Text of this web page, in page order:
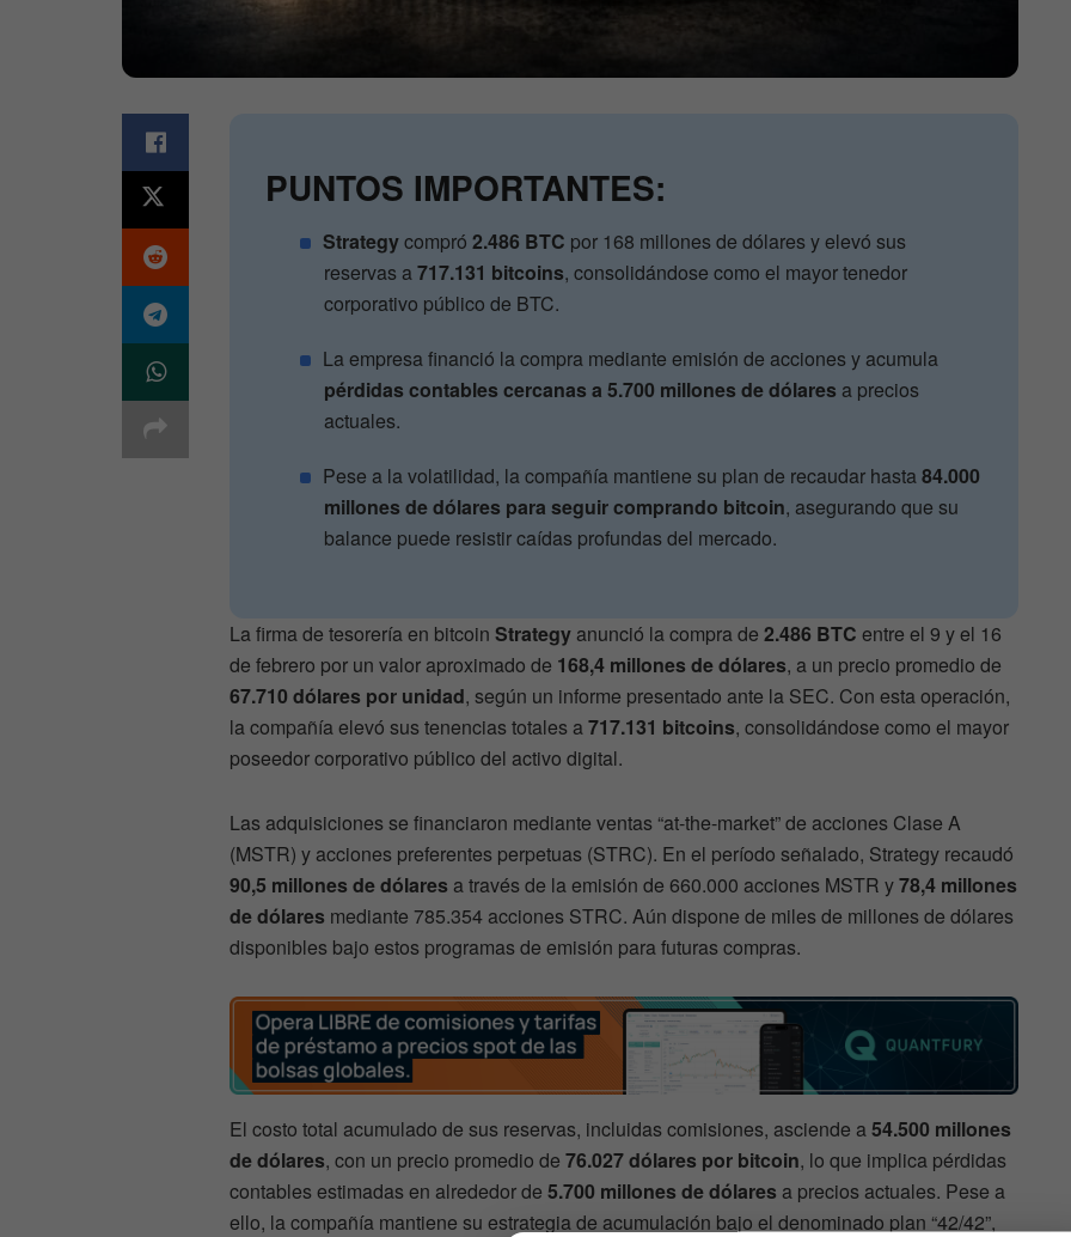
PUNTOS IMPORTANTES:
Strategycompró2.486 BTC por 168 millones de dólares y elevó sus
reservas a717.131 bitcoins, consolidándose como el mayor tenedor
corporativo público de BTC.
La empresa financió la compra mediante emisión de acciones y acumula
pérdidas contables cercanas a 5.700 millones de dólares a precios
actuales.
Pese a la volatilidad, la compañía mantiene su plan de recaudar hasta84.000
millones de dólares para seguir comprando bitcoin, asegurando que su
balance puede resistir caídas profundas del mercado.
La firma de tesorería en bitcoin Strategy anunció la compra de 2.486 BTC entre el 9 y el 16
de febrero por un valor aproximado de 168,4 millones de dólares, a un precio promedio de
67.710 dólares por unidad, según un informe presentado ante la SEC. Con esta operación,
la compañía elevó sus tenencias totales a717.131 bitcoins, consolidándose como el mayor
poseedor corporativo público del activo digital.
Las adquisiciones se financiaron mediante ventas “at-the-market” de acciones Clase A
(MSTR) y acciones preferentes perpetuas (STRC). En el período señalado, Strategy recaudó
90,5 millones de dólares a través de la emisión de 660.000 acciones MSTR y78,4 millones
de dólares mediante 785.354 acciones STRC. Aún dispone de miles de millones de dólares
disponibles bajo estos programas de emisión para futuras compras.
El costo total acumulado de sus reservas, incluidas comisiones, asciende a54.500 millones
de dólares, con un precio promedio de 76.027 dólares por bitcoin, lo que implica pérdidas
contables estimadas en alrededor de 5.700 millones de dólares a precios actuales. Pese a
ello, la compañía mantiene su estrategia de acumulación bajo el denominado plan “42/42”,